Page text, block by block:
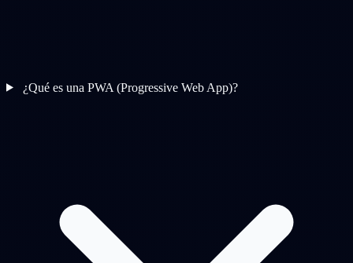
¿Qué es una PWA (Progressive Web App)?